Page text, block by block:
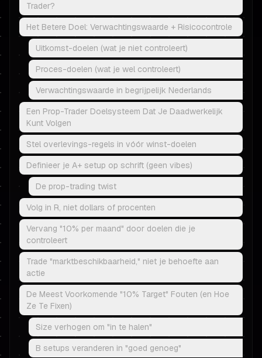
Trader?
Het Betere Doel: Verwachtingswaarde + Risicocontrole
Uitkomst-doelen (wat je niet controleert)
Proces-doelen (wat je wel controleert)
Verwachtingswaarde in begrijpelijk Nederlands
Een Prop-Trader Doelsysteem Dat Je Daadwerkelijk
Kunt Volgen
Stel overlevings-regels in vóór winst-doelen
Definieer je A+ setup op schrift (geen vibes)
De prop-trading twist
Volg in R, niet dollars of procenten
Vervang "10% per maand" door doelen die je
controleert
Trade "marktbeschikbaarheid," niet je behoefte aan
actie
De Meest Voorkomende "10% Target" Fouten (en Hoe
Ze Te Fixen)
Size verhogen om "in te halen"
B setups veranderen in "goed genoeg"